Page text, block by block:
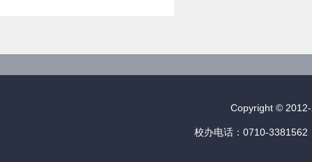
Copyright ©
校办电话：0710-